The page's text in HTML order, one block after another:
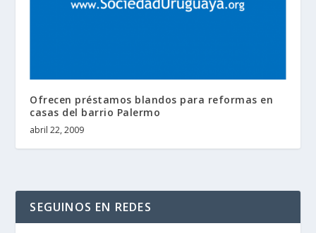
Ofrecen préstamos blandos para reformas en
casas del barrio Palermo
abril 22, 2009
SEGUINOS EN REDES